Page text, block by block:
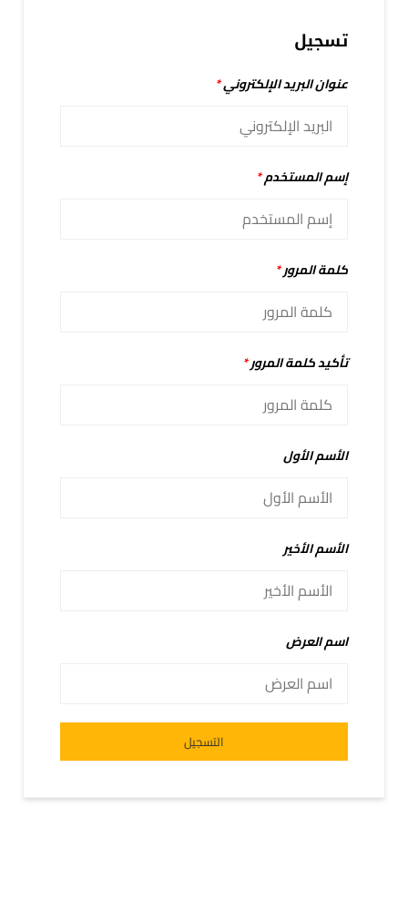
تسجيل
عنوان البريد الإلكتروني*
إسم المستخدم*
كلمة المرور*
تأكيد كلمة المرور*
الأسم الأول
الأسم الأخير
اسم العرض
التسجيل